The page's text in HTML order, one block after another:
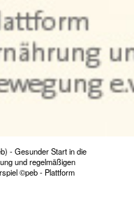
- Gesunder Start in die
und regelmäßigen
©peb - Plattform